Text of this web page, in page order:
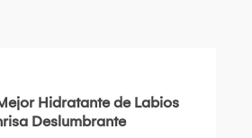
Hidratante de Labios
Deslumbrante